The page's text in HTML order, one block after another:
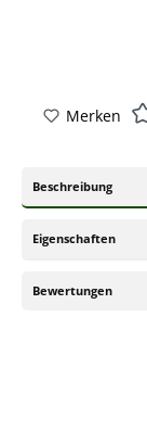
Merken
Beschreibung
Eigenschaften
Bewertungen